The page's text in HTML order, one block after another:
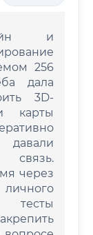
и
256
дала
3D-
карты
связь.
через
тесты